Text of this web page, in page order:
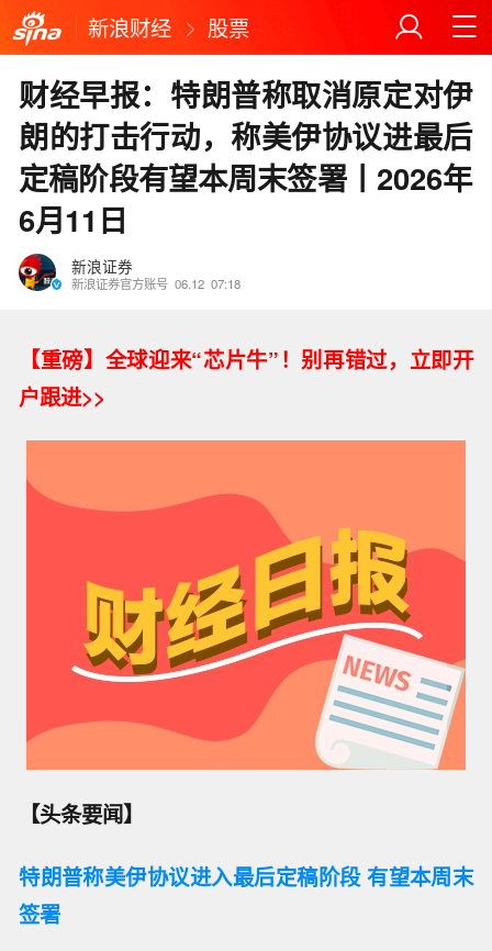
新浪财经 股票
财经早报：特朗普称取消原定对伊
朗的打击行动，称美伊协议进最后
定稿阶段有望本周末签署丨2026年
6月11日
新浪证券
新浪证券官方账号 06.12 07:18
【重磅】 全球迎来“芯片牛”！别再错过，立即开
户跟进>>
【头条要闻】
特朗普称美伊协议进入最后定稿阶段 有望本周末
签署